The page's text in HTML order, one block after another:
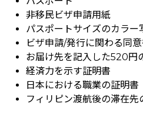
非移民ビザ申請用紙
パスポートサイズのカラー
ビザ申請/発行に関わる同
お届け先を記入した520円
経済力を示す証明書
日本における職業の証明書
フィリピン渡航後の滞在先